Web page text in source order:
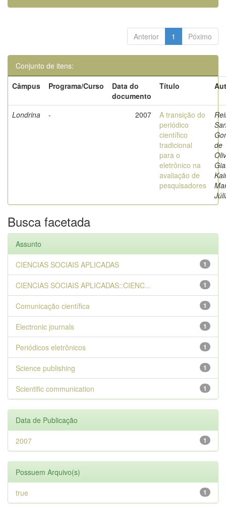
Anterior 1 Póximo
Conjunto de itens:
Câmpus
Programa/Curso
Data do
documento
Título
Londrina - 2007
A transição do
periódico
científico
tradicional
para o
eletrônico na
avaliação de
pesquisadores
de
Busca facetada
Assunto
1
CIENCIAS SOCIAIS APLICADAS
1
CIENCIAS SOCIAIS APLICADAS::CIENC...
1
Comunicação científica
1
Electronic journals
1
Periódicos eletrônicos
1
Science publishing
1
Scientific communication
Data de Publicação
1
2007
Possuem Arquivo(s)
1
true